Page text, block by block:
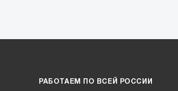
РАБОТАЕМ ПО ВСЕЙ РОССИИ